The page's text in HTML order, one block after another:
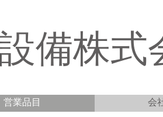
備株式
営業品目 会